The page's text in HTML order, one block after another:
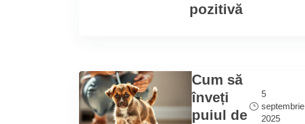
pozitivă
Cum să
înveți
puiul de
5
septembrie
2025